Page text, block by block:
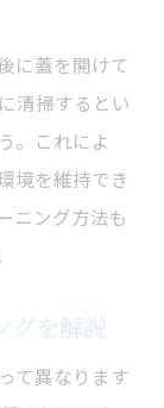
に蓋を開けて
清掃するとい
。これによ
境を維持でき
ニング方法も
グを解説
て異なります